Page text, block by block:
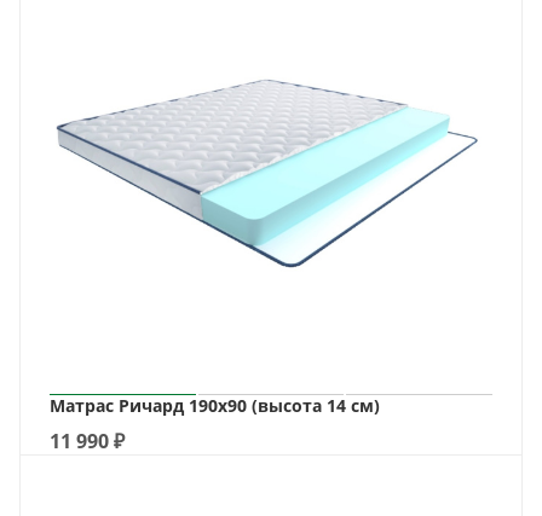
Матрас Ричард 190х90 (высота 14 см)
11 990₽